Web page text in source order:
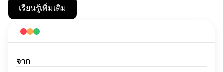
เรียนรู้เพิ่มเติม
จาก